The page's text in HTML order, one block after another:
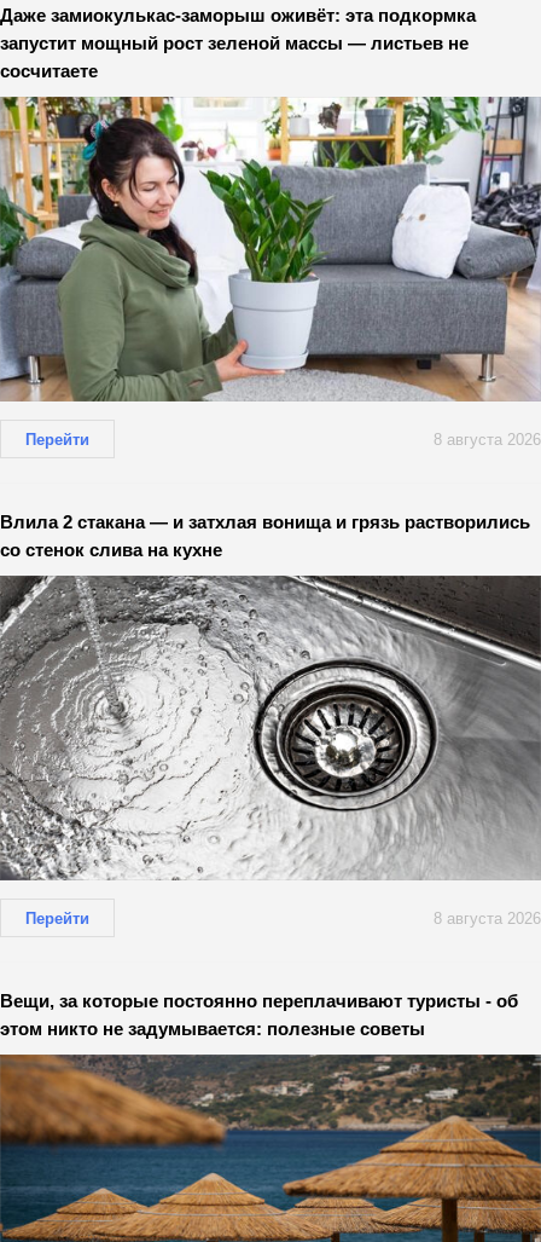
Даже замиокулькас-заморыш оживёт: эта подкормка
запустит мощный рост зеленой массы — листьев не
сосчитаете
Перейти 8 августа 2026
Влила 2 стакана — и затхлая вонища и грязь растворились
со стенок слива на кухне
Перейти 8 августа 2026
Вещи, за которые постоянно переплачивают туристы - об
этом никто не задумывается: полезные советы